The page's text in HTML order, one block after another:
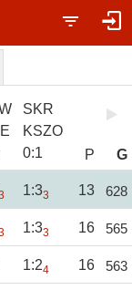
SKR
KSZO
0:1 P G
1:33 13 628
1:33 16 565
1:24 16 563